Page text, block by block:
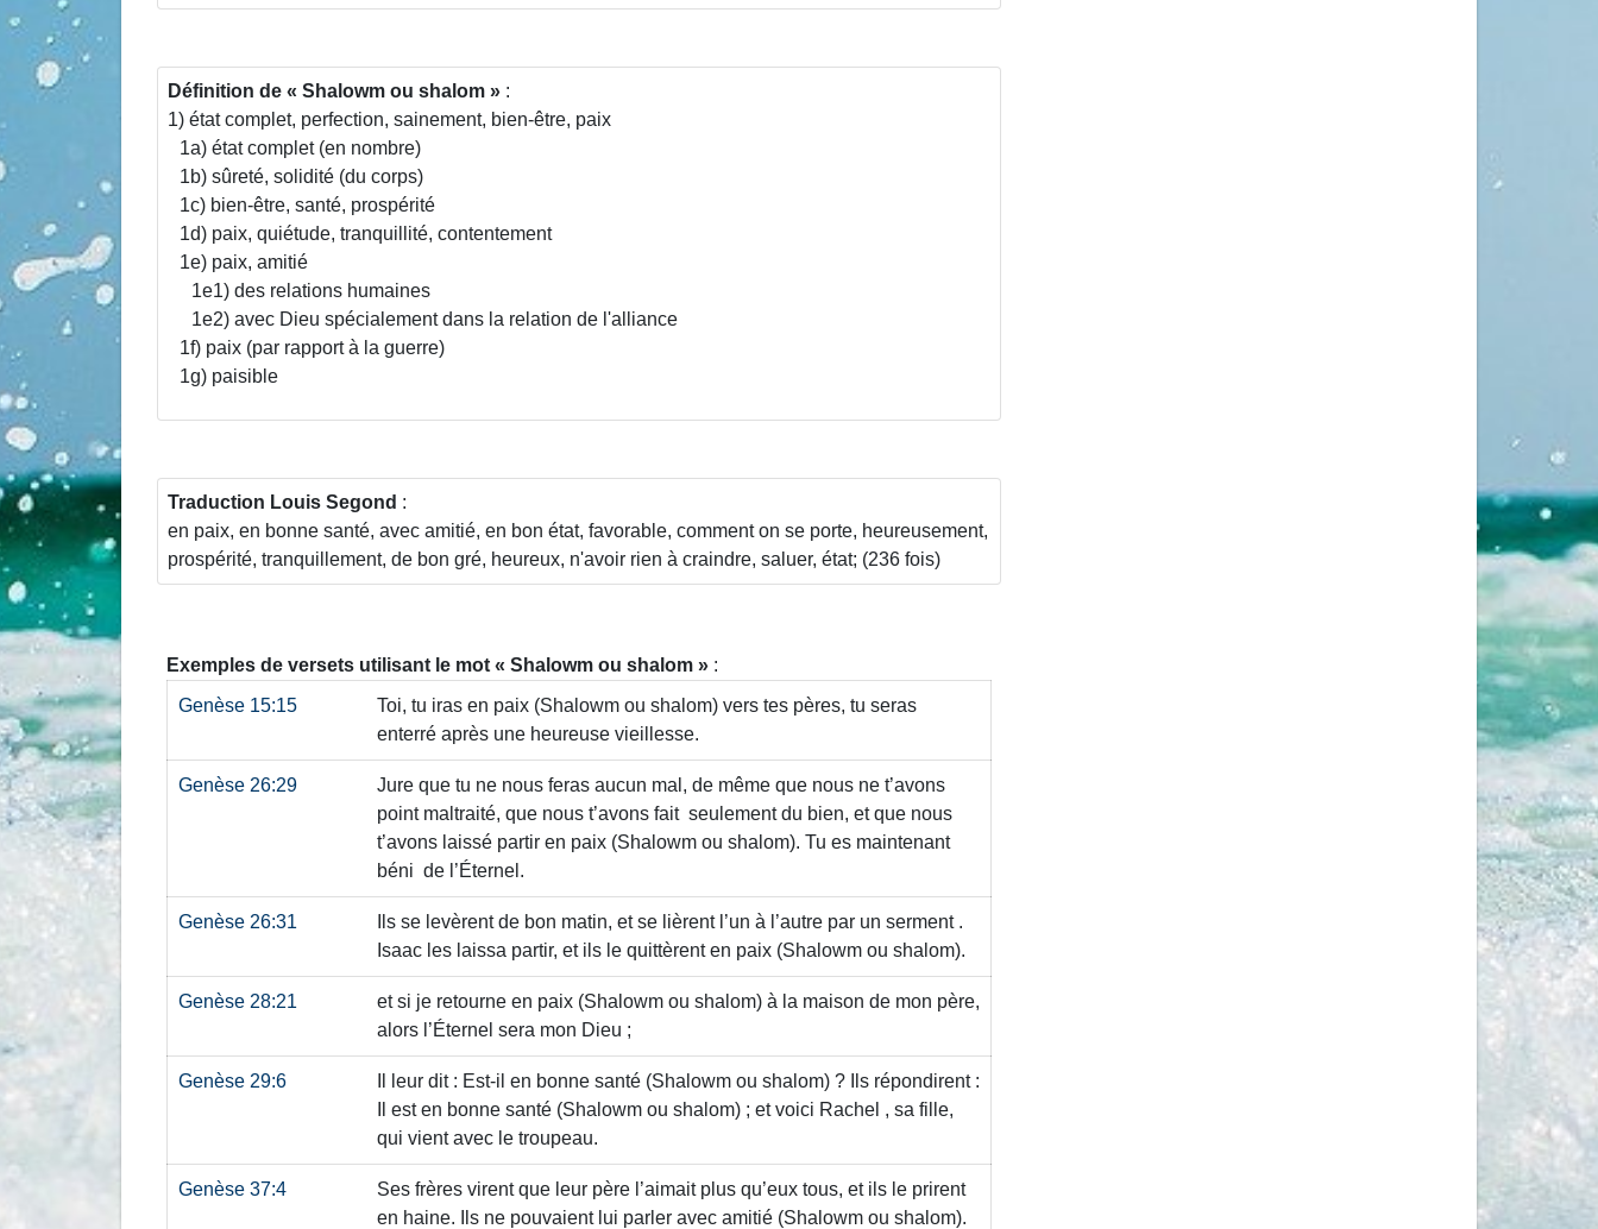
Définition de Shalowm ou shalom
:
1) état complet, perfection, sainement, bien-être, paix
1a) état complet (en nombre)
1b) sûreté, solidité (du corps)
1c) bien-être, santé, prospérité
1d) paix, quiétude, tranquillité, contentement
1e) paix, amitié
1e1) des relations humaines
1e2) avec Dieu spécialement dans la relation de l'alliance
1f) paix (par rapport à la guerre)
1g) paisible
Traduction Louis Segond :
en paix, en bonne santé, avec amitié, en bon état, favorable, comment on se porte, heureusement,
prospérité, tranquillement, de bon gré, heureux, n'avoir rien à craindre, saluer, état; (236 fois)
Exemples de versets utilisant le mot Shalowm ou shalom
:
Genèse 15:15
Toi, tu iras en paix (Shalowm ou shalom) vers tes pères, tu seras
enterré après une heureuse vieillesse.
Genèse 26:29
Jure que tu ne nous feras aucun mal, de même que nous ne t’avons
point maltraité, que nous t’avons fait seulement du bien, et que nous
t’avons laissé partir en paix (Shalowm ou shalom). Tu es maintenant
béni de l’Éternel.
Genèse 26:31
Ils se levèrent de bon matin, et se lièrent l’un à l’autre par un serment .
Isaac les laissa partir, et ils le quittèrent en paix (Shalowm ou shalom).
Genèse 28:21 et si je retourne en paix (Shalowm ou shalom) à la maison de mon père,
alors l’Éternel sera mon Dieu ;
Genèse 29:6 Il leur dit : Est-il en bonne santé (Shalowm ou shalom) ? Ils répondirent :
Il est en bonne santé (Shalowm ou shalom) ; et voici Rachel , sa fille,
qui vient avec le troupeau.
Genèse 37:4
Ses frères virent que leur père l’aimait plus qu’eux tous, et ils le prirent
en haine. Ils ne pouvaient lui parler avec amitié (Shalowm ou shalom).